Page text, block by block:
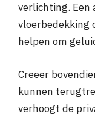
verlichting. Een
vloerbedekking
helpen om
Creëer
kunnen
verhoogt de